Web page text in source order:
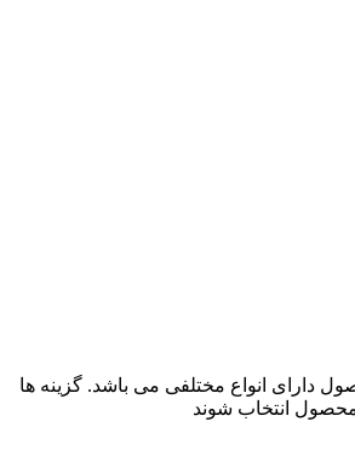
دارای انواع مختلفی می باشد. گزینه ها
انتخاب شوند